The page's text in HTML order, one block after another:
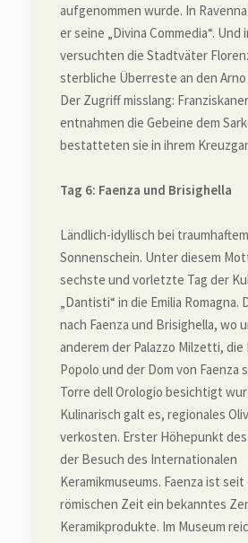
aufgenommen wurde. In
er seine „Divina Commedia“. Und
versuchten die Stadtväter
sterbliche Überreste an den
Der Zugriff misslang:
entnahmen die Gebeine dem
bestatteten sie in ihrem
Tag 6: Faenza und Brisighella
Ländlich-idyllisch bei traumhaftem
Sonnenschein. Unter diesem
sechste und vorletzte Tag der
„Dantisti“ in die Emilia Romagna.
nach Faenza und Brisighella, wo
anderem der Palazzo Milzetti, die
Popolo und der Dom von Faenza
Torre dell Orologio besichtigt
Kulinarisch galt es, regionales
verkosten. Erster Höhepunkt
der Besuch des Internationalen
Keramikmuseums. Faenza ist seit
römischen Zeit ein bekanntes
Keramikprodukte. Im Museum